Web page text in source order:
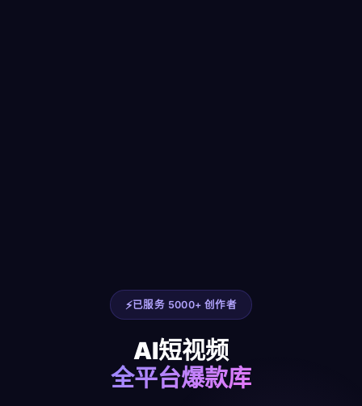
已服务 5000+ 创作者
AI短视频
全平台爆款库